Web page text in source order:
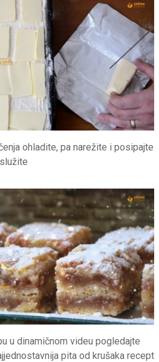
ohladite, pa narežite i posipajte
u dinamičnom videu pogledajte
pita od krušaka recept